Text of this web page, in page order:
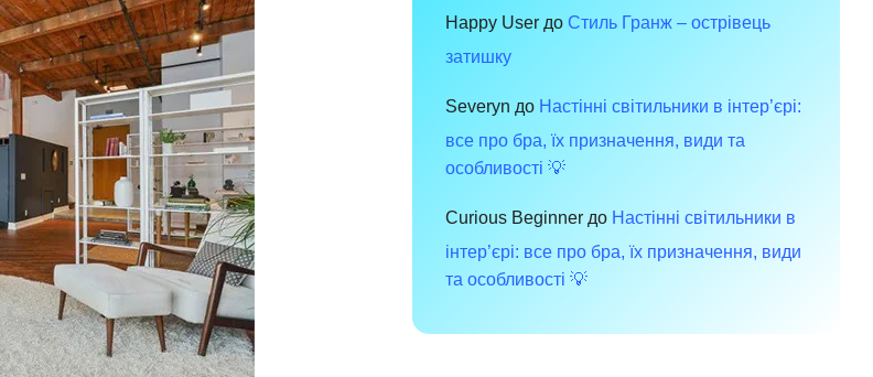
Happy User до Стиль Гранж – острівець
затишку
Severyn до Настінні світильники в інтер’єрі:
все про бра, їх призначення, види та
особливості 💡
Curious Beginner до Настінні світильники в
інтер’єрі: все про бра, їх призначення, види
та особливості 💡